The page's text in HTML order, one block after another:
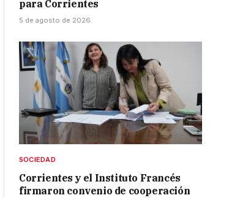
para Corrientes
5 de agosto de 2026
SOCIEDAD
Corrientes y el Instituto Francés
firmaron convenio de cooperación